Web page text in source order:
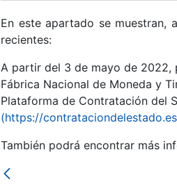
Mostrar/Ocultar
Mostrar/Ocultar
En este apartado se muestran,
recientes:
A partir del 3 de mayo de 2022,
Fábrica Nacional de Moneda y
Plataforma de Contratación del
(https://
También podrá encontrar más